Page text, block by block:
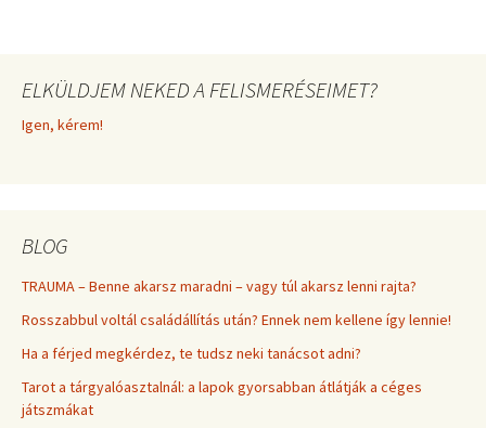
ELKÜLDJEM NEKED A FELISMERÉSEIMET?
Igen, kérem!
BLOG
TRAUMA – Benne akarsz maradni – vagy túl akarsz lenni rajta?
Rosszabbul voltál családállítás után? Ennek nem kellene így lennie!
Ha a férjed megkérdez, te tudsz neki tanácsot adni?
Tarot a tárgyalóasztalnál: a lapok gyorsabban átlátják a céges
játszmákat